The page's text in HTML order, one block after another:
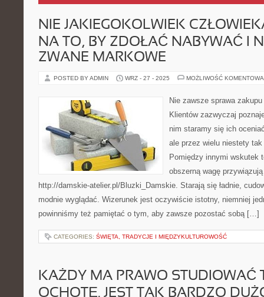
NIE JAKIEGOKOLWIEK
NA TO, BY ZDOŁAĆ NABYWAĆ I
ZWANE MARKOWE
POSTED BY ADMIN WRZ - 27 - 2025 MOŻLIWOŚĆ
Nie zawsze sprawa
Klientów zazwyczaj
nim staramy się ich
ale przez wielu niestety
Pomiędzy innymi wskutek
obszerną wagę
http://damskie-atelier.pl/Bluzki_Damskie. Starają się ładnie,
modnie wyglądać. Wizerunek jest oczywiście istotny, niemniej
powinniśmy też pamiętać o tym, aby zawsze pozostać sobą […]
CATEGORIES: ŚWIĘTA, TRADYCJE I MIĘDZYKULTUROWOŚĆ
KAŻDY MA PRAWO STUDIOWAĆ
OCHOTĘ. JEST TAK BARDZO